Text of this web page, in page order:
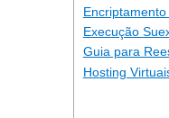
Execução
Guia para
Hosting